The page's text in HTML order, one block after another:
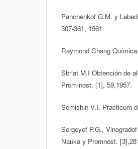
Panchenkof G.M. y
307-361, 1961.
Raymond Chang
Sbriat M.I Obtención de
Prom-nost. [1], 59,1957.
Semishin V.I. Practicum
Sergeyef P.G.,
Nauka y Promnost.